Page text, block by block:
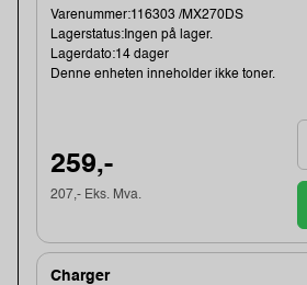
Varenummer:116303 /MX270DS
Lagerstatus:Ingen på lager.
Lagerdato:14 dager
Denne enheten inneholder ikke toner.
259,-
207,- Eks. Mva.
Charger